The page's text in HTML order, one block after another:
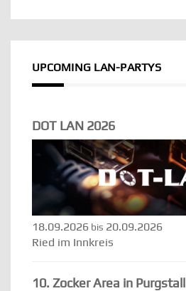
UPCOMING LAN-PARTYS
DOT LAN 2026
18.09.2026 bis 20.09.2026
Ried im Innkreis
10. Zocker Area in Purgstall